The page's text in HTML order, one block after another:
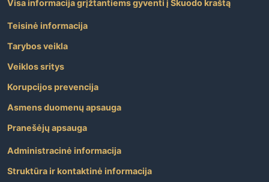
Visa informacija grįžtantiems gyventi į Skuodo kraštą
Teisinė informacija
Tarybos veikla
Veiklos sritys
Korupcijos prevencija
Asmens duomenų apsauga
Pranešėjų apsauga
Administracinė informacija
Struktūra ir kontaktinė informacija